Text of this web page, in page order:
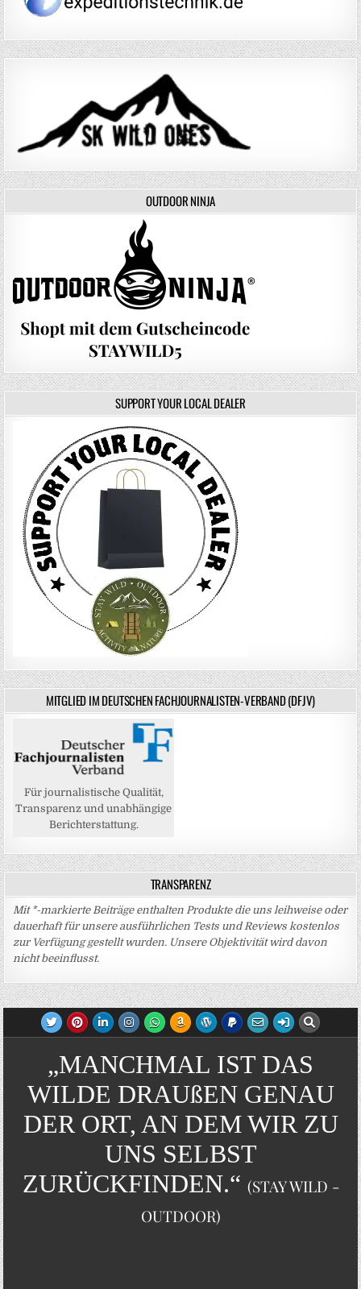
OUTDOOR NINJA
SUPPORT YOUR LOCAL DEALER
MITGLIED IM DEUTSCHEN FACHJOURNALISTEN-VERBAND (DFJV)
Für journalistische Qualität,
Transparenz und unabhängige
Berichterstattung.
TRANSPARENZ
Mit *-markierte Beiträge enthalten Produkte die uns leihweise oder
dauerhaft für unsere ausführlichen Tests und Reviews kostenlos
zur Verfügung gestellt wurden. Unsere Objektivität wird davon
nicht beeinflusst.
„MANCHMAL IST DAS
WILDE DRAUßEN GENAU
DER ORT, AN DEM WIR ZU
UNS SELBST
ZURÜCKFINDEN.“ (STAY WILD -
OUTDOOR)